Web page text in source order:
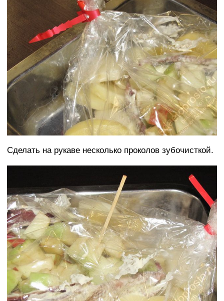
Сделать на рукаве несколько проколов зубочисткой.